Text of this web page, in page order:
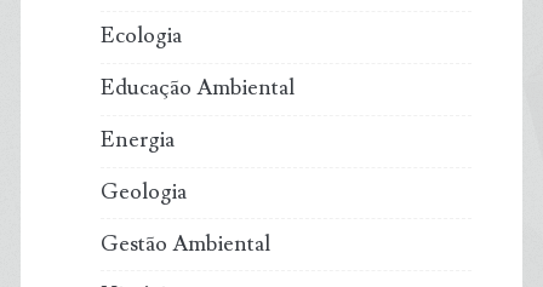
Ecologia
Educação Ambiental
Energia
Geologia
Gestão Ambiental